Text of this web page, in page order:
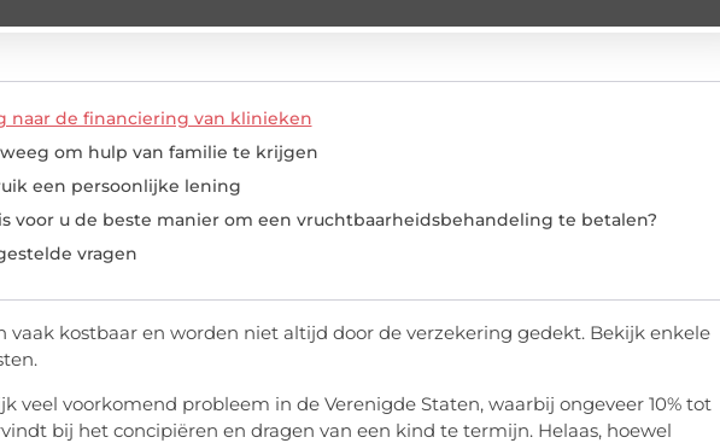
naar de financiering van klinieken
om hulp van familie te krijgen
een persoonlijke lening
voor u de beste manier om een vruchtbaarheidsbehandeling te betalen?
vragen
kostbaar en worden niet altijd door de verzekering gedekt. Bekijk enkele
veel voorkomend probleem in de Verenigde Staten, waarbij ongeveer 10% tot
bij het concipiëren en dragen van een kind te termijn. Helaas, hoewel